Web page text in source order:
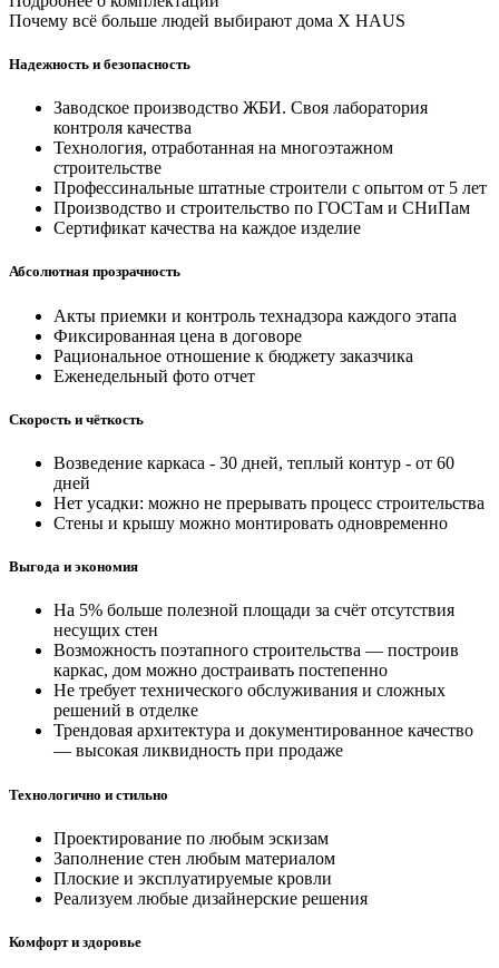
Почему всё больше людей выбирают дома X HAUS
Надежность и безопасность
Заводское производство ЖБИ. Своя лаборатория
контроля качества
Технология, отработанная на многоэтажном
строительстве
Профессинальные штатные строители с опытом от 5 лет
Производство и строительство по ГОСТам и СНиПам
Сертификат качества на каждое изделие
Абсолютная прозрачность
Акты приемки и контроль технадзора каждого этапа
Фиксированная цена в договоре
Рациональное отношение к бюджету заказчика
Еженедельный фото отчет
Скорость и чёткость
Возведение каркаса - 30 дней, теплый контур - от 60
дней
Нет усадки: можно не прерывать процесс строительства
Стены и крышу можно монтировать одновременно
Выгода и экономия
На 5% больше полезной площади за счёт отсутствия
несущих стен
Возможность поэтапного строительства — построив
каркас, дом можно достраивать постепенно
Не требует технического обслуживания и сложных
решений в отделке
Трендовая архитектура и документированное качество
— высокая ликвидность при продаже
Технологично и стильно
Проектирование по любым эскизам
Заполнение стен любым материалом
Плоские и эксплуатируемые кровли
Реализуем любые дизайнерские решения
Комфорт и здоровье